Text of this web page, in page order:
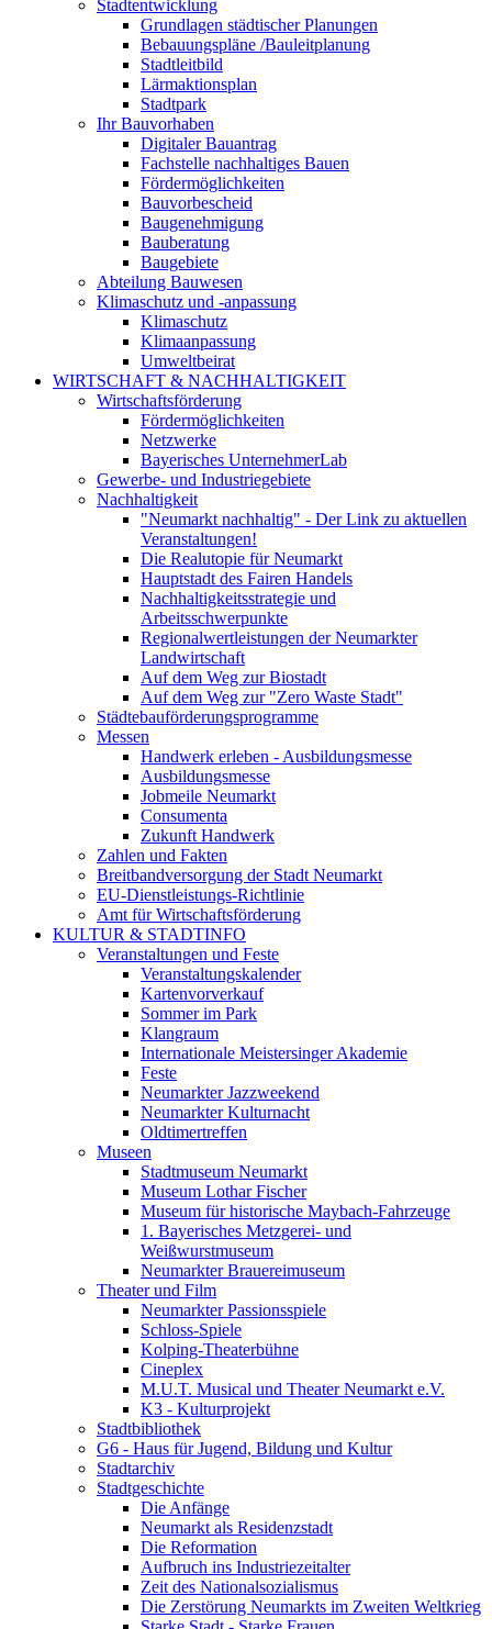
Stadtentwicklung
Grundlagen städtischer Planungen
Bebauungspläne /Bauleitplanung
Stadtleitbild
Lärmaktionsplan
Stadtpark
Ihr Bauvorhaben
Digitaler Bauantrag
Fachstelle nachhaltiges Bauen
Fördermöglichkeiten
Bauvorbescheid
Baugenehmigung
Bauberatung
Baugebiete
Abteilung Bauwesen
Klimaschutz und -anpassung
Klimaschutz
Klimaanpassung
Umweltbeirat
WIRTSCHAFT & NACHHALTIGKEIT
Wirtschaftsförderung
Fördermöglichkeiten
Netzwerke
Bayerisches UnternehmerLab
Gewerbe- und Industriegebiete
Nachhaltigkeit
"Neumarkt nachhaltig" - Der Link zu aktuellen
Veranstaltungen!
Die Realutopie für Neumarkt
Hauptstadt des Fairen Handels
Nachhaltigkeitsstrategie und
Arbeitsschwerpunkte
Regionalwertleistungen der Neumarkter
Landwirtschaft
Auf dem Weg zur Biostadt
Auf dem Weg zur "Zero Waste Stadt"
Städtebauförderungsprogramme
Messen
Handwerk erleben - Ausbildungsmesse
Ausbildungsmesse
Jobmeile Neumarkt
Consumenta
Zukunft Handwerk
Zahlen und Fakten
Breitbandversorgung der Stadt Neumarkt
EU-Dienstleistungs-Richtlinie
Amt für Wirtschaftsförderung
KULTUR & STADTINFO
Veranstaltungen und Feste
Veranstaltungskalender
Kartenvorverkauf
Sommer im Park
Klangraum
Internationale Meistersinger Akademie
Feste
Neumarkter Jazzweekend
Neumarkter Kulturnacht
Oldtimertreffen
Museen
Stadtmuseum Neumarkt
Museum Lothar Fischer
Museum für historische Maybach-Fahrzeuge
1. Bayerisches Metzgerei- und
Weißwurstmuseum
Neumarkter Brauereimuseum
Theater und Film
Neumarkter Passionsspiele
Schloss-Spiele
Kolping-Theaterbühne
Cineplex
M.U.T. Musical und Theater Neumarkt e.V.
K3 - Kulturprojekt
Stadtbibliothek
G6 - Haus für Jugend, Bildung und Kultur
Stadtarchiv
Stadtgeschichte
Die Anfänge
Neumarkt als Residenzstadt
Die Reformation
Aufbruch ins Industriezeitalter
Zeit des Nationalsozialismus
Die Zerstörung Neumarkts im Zweiten Weltkrieg